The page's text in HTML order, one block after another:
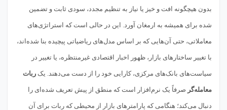
بدون هیچگونه افت و خیز یا نیاز به تنظیم مجدد، سودی ثابت و تضمین
شده برای همیشه به ارمغان آورد. این در حالی است که استراتژی‌های
معاملاتی، حتی آن‌هایی که بر اساس مدل‌های ریاضیاتی پیچیده بنا شده‌اند،
با تغییر ساختارهای بازار، ظهور اخبار اقتصادی غیرمنتظره، یا تغییر در
سیاست‌های بانک‌های مرکزی، کارایی خود را از دست می‌دهند. یک ربات
معامله‌گر صرفاً یک نرم‌افزار است که منطق از پیش تعریف شده‌ای را
دنبال می‌کند؛ هنگامی که پارامترهای بازار از محیطی که ربات برای آن